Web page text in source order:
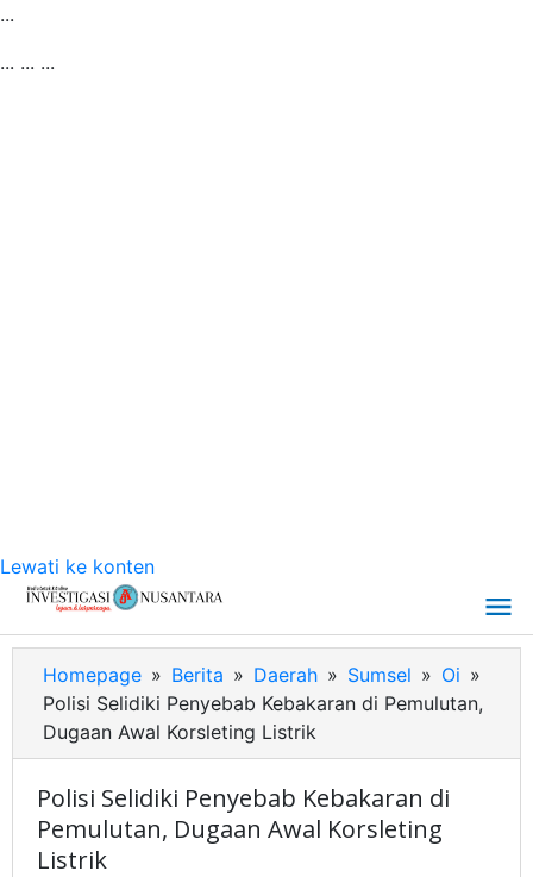
...
... ... ...
Lewati ke konten
Homepage » Berita » Daerah » Sumsel » Oi »
Polisi Selidiki Penyebab Kebakaran di Pemulutan,
Dugaan Awal Korsleting Listrik
Polisi Selidiki Penyebab Kebakaran di
Pemulutan, Dugaan Awal Korsleting
Listrik